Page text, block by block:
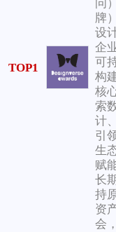
TOP1
问
牌
设
企
可
构
核
索
计
引
生
赋
长
持
资
会